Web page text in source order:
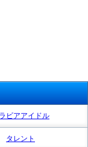
ビアアイドル
タレント